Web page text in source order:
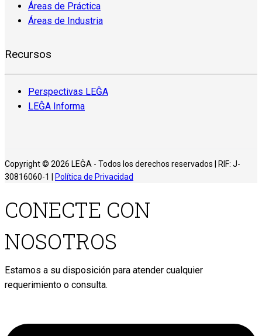
Áreas de Práctica
Áreas de Industria
Recursos
Perspectivas LEĜA
LEĜA Informa
Copyright © 2026 LEĜA - Todos los derechos reservados | RIF: J-
30816060-1 |
Política de Privacidad
CONECTE CON
NOSOTROS
Estamos a su disposición para atender cualquier
requerimiento o consulta.